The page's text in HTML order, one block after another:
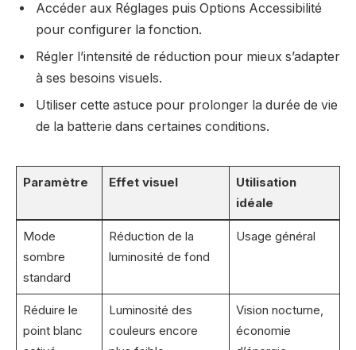
Accéder aux Réglages puis Options Accessibilité
pour configurer la fonction.
Régler l’intensité de réduction pour mieux s’adapter
à ses besoins visuels.
Utiliser cette astuce pour prolonger la durée de vie
de la batterie dans certaines conditions.
Paramètre Effet visuel
Utilisation
idéale
Mode
sombre
standard
Réduction de la
luminosité de fond
Usage général
Réduire le
point blanc
Luminosité des
couleurs encore
Vision nocturne,
économie